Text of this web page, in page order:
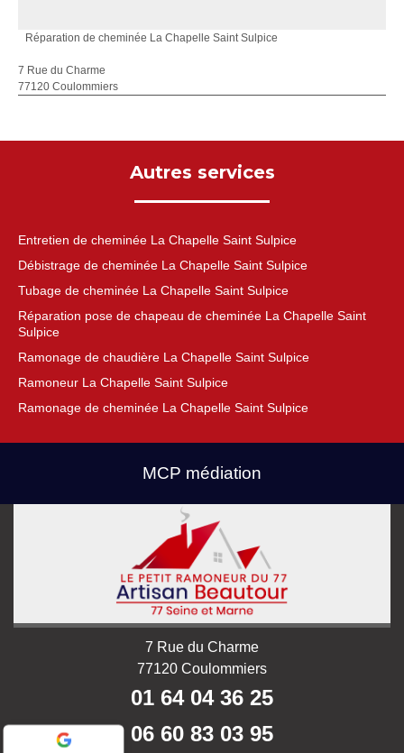
Réparation de cheminée La Chapelle Saint Sulpice
7 Rue du Charme
77120 Coulommiers
Autres services
Entretien de cheminée La Chapelle Saint Sulpice
Débistrage de cheminée La Chapelle Saint Sulpice
Tubage de cheminée La Chapelle Saint Sulpice
Réparation pose de chapeau de cheminée La Chapelle Saint
Sulpice
Ramonage de chaudière La Chapelle Saint Sulpice
Ramoneur La Chapelle Saint Sulpice
Ramonage de cheminée La Chapelle Saint Sulpice
MCP médiation
7 Rue du Charme
77120 Coulommiers
01 64 04 36 25
06 60 83 03 95